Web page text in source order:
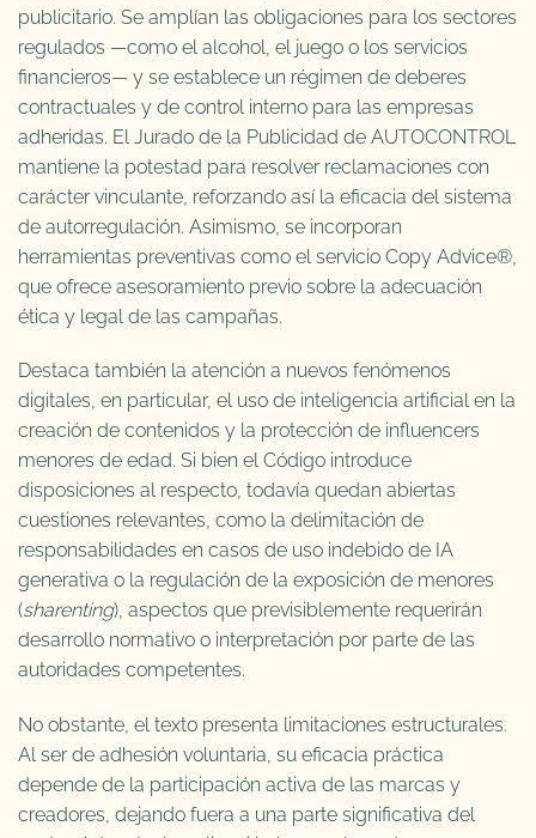
publicitario. Se amplían las obligaciones para los sectores
regulados —como el alcohol, el juego o los servicios
financieros— y se establece un régimen de deberes
contractuales y de control interno para las empresas
adheridas. El Jurado de la Publicidad de AUTOCONTROL
mantiene la potestad para resolver reclamaciones con
carácter vinculante, reforzando así la eficacia del sistema
de autorregulación. Asimismo, se incorporan
herramientas preventivas como el servicio Copy Advice®,
que ofrece asesoramiento previo sobre la adecuación
ética y legal de las campañas.
Destaca también la atención a nuevos fenómenos
digitales, en particular, el uso de inteligencia artificial en la
creación de contenidos y la protección de influencers
menores de edad. Si bien el Código introduce
disposiciones al respecto, todavía quedan abiertas
cuestiones relevantes, como la delimitación de
responsabilidades en casos de uso indebido de IA
generativa o la regulación de la exposición de menores
(sharenting), aspectos que previsiblemente requerirán
desarrollo normativo o interpretación por parte de las
autoridades competentes.
No obstante, el texto presenta limitaciones estructurales.
Al ser de adhesión voluntaria, su eficacia práctica
depende de la participación activa de las marcas y
creadores, dejando fuera a una parte significativa del